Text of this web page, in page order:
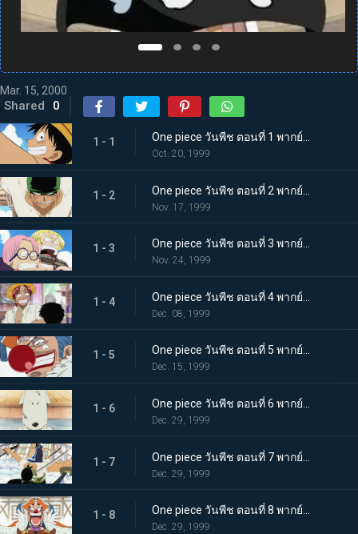
Mar. 15, 2000
Shared 0
1 - 1
Oct. 20, 1999
1 - 2
Nov. 17, 1999
1 - 3 One piece วันพีช ตอนที่ 3 พากย์ไทย มอร์แกน ปะทะ ลูฟี่! สาวลึกลับคนนั้นเป็นใครกัน
Nov. 24, 1999
1 - 4
Dec. 08, 1999
1 - 5 One piece วันพีช ตอนที่ 5 พากย์ไทย พลังพิศวงของโจรสลัดตัวตลก กัปตันบากี้!
Dec. 15, 1999
1 - 6
Dec. 29, 1999
1 - 7
Dec. 29, 1999
1 - 8 One piece วันพีช ตอนที่ 8 พากย์ไทย ใครจะเป็นผู้ชนะ การปะทะกันของพลังแห่งผลปีศาจ!
Dec. 29, 1999